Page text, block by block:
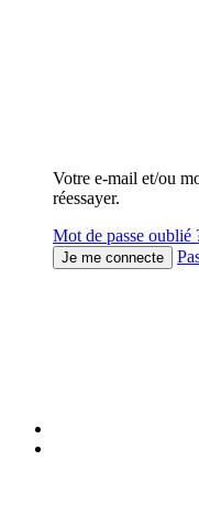
Votre e-mail et/ou
réessayer.
Mot de passe oublié